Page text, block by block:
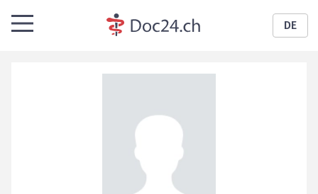
DE